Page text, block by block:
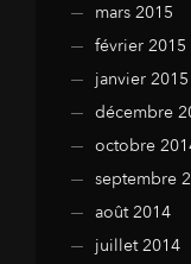
mars 2015
février 2015
janvier 2015
décembre
octobre
septembre
août 2014
juillet 2014